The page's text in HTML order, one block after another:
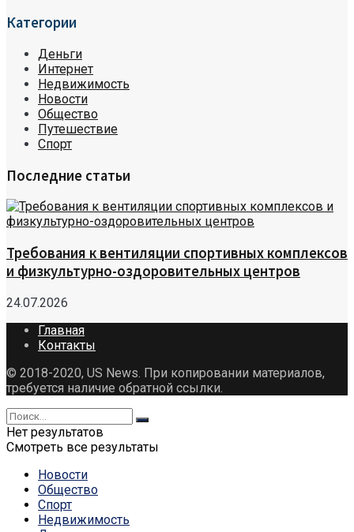
Категории
Деньги
Интернет
Недвижимость
Новости
Общество
Путешествие
Спорт
Последние статьи
Требования к вентиляции спортивных комплексов
и физкультурно-оздоровительных центров
24.07.2026
Главная
Контакты
© 2018-2020, US News. При копировании материалов,
требуется наличие обратной ссылки.
Нет результатов
Смотреть все результаты
Новости
Общество
Спорт
Недвижимость